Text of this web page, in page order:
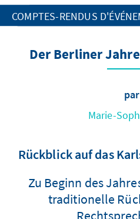
COMPTES-RENDUS
Der Berliner
par
Marie-
Rückblick auf das
Zu Beginn des
traditionelle